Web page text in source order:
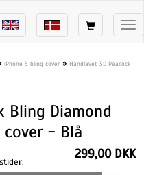
iPhone 5 bling cover » Håndlavet 3D Peacock
Bling Diamond
cover - Blå
299,00 DKK